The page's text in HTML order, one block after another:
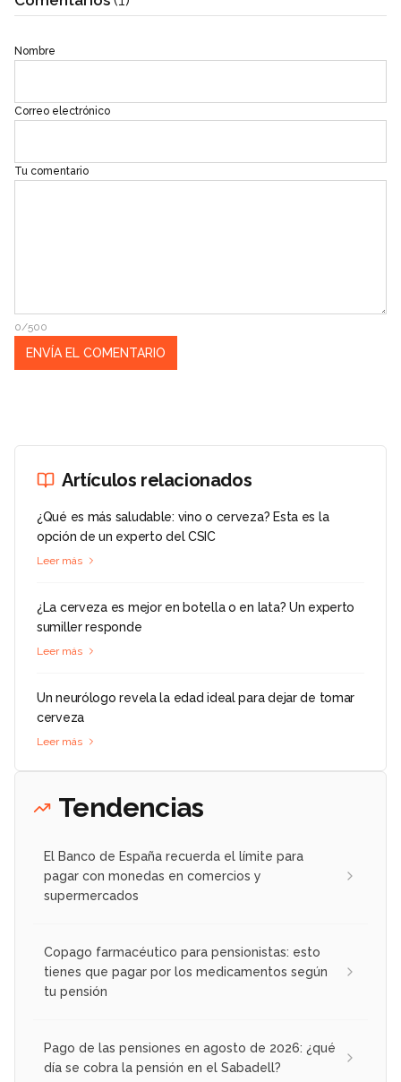
Nombre
Correo electrónico
Tu comentario
0/500
Artículos relacionados
¿Qué es más saludable: vino o cerveza? Esta es la
opción de un experto del CSIC
Leer más
¿La cerveza es mejor en botella o en lata? Un experto
sumiller responde
Leer más
Un neurólogo revela la edad ideal para dejar de tomar
cerveza
Leer más
Tendencias
El Banco de España recuerda el límite para
pagar con monedas en comercios y
supermercados
Copago farmacéutico para pensionistas: esto
tienes que pagar por los medicamentos según
tu pensión
Pago de las pensiones en agosto de 2026: ¿qué
día se cobra la pensión en el Sabadell?